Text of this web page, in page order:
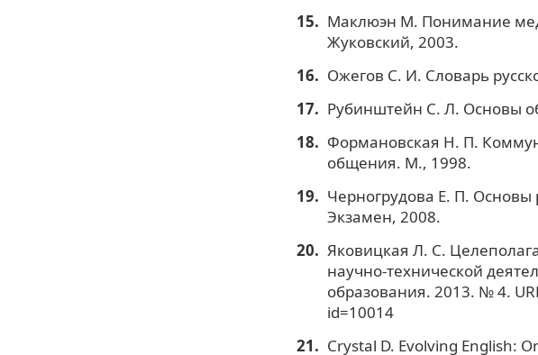
Маклюэн М. Понимание
Жуковский, 2003.
Ожегов С. И. Словарь
Рубинштейн С. Л. Основы
Формановская Н. П.
общения. М., 1998.
Черногрудова Е. П.
Экзамен, 2008.
Яковицкая Л. С.
научно-технической
образования. 2013. № 4.
id=10014
Crystal D. Evolving English: